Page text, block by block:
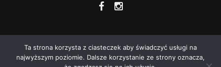
Ta strona korzysta z ciasteczek aby świadczyć usługi na
najwyższym poziomie. Dalsze korzystanie ze strony oznacza,